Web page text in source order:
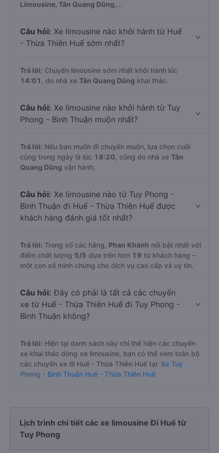
Limousine, Tân Quang Dũng ,...
Câu hỏi: Xe limousine nào khởi hành từ Huế
- Thừa Thiên Huế sớm nhất?
Trả lời: Chuyến limousine sớm nhất khởi hành lúc
14:01
, do nhà xe Tân Quang Dũng khai thác.
Câu hỏi: Xe limousine nào khởi hành từ Tuy
Phong - Bình Thuận muộn nhất?
Trả lời: Nếu bạn muốn đi chuyến muộn, lựa chọn cuối
cùng trong ngày là lúc 18:20 , cũng do nhà xe Tân
Quang Dũng vận hành.
Câu hỏi: Xe limousine nào từ Tuy Phong -
Bình Thuận đi Huế - Thừa Thiên Huế được
khách hàng đánh giá tốt nhất?
Trả lời: Trong số các hãng, Phan Khánh nổi bật nhất với
điểm chất lượng 5/5 dựa trên hơn 19 từ khách hàng –
một con số minh chứng cho dịch vụ cao cấp và uy tín.
Câu hỏi: Đây có phải là tất cả các chuyến
xe từ Huế - Thừa Thiên Huế đi Tuy Phong -
Bình Thuận không?
Trả lời: Hiện tại danh sách này chỉ thể hiện các chuyến
xe khai thác dòng xe limousine, bạn có thể xem toàn bộ
các chuyến xe đi Huế - Thừa Thiên Huế tại: Xe Tuy
Phong - Bình Thuận Huế - Thừa Thiên Huế
Lịch trình chi tiết các xe limousine Đi Huế từ
Tuy Phong